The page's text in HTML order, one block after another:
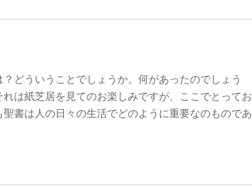
どういうことでしょうか。何があったのでしょう
は紙芝居を見てのお楽しみですが、ここでとってお
書は人の日々の生活でどのように重要なのものであ